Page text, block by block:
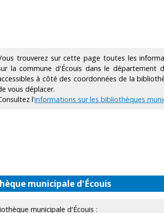
trouverez sur cette page toutes les
la commune d'Écouis dans le département
à côté des coordonnées de la
vous déplacer.
l'informations sur les bibliothèques
municipale d'Écouis
municipale d'Écouis :